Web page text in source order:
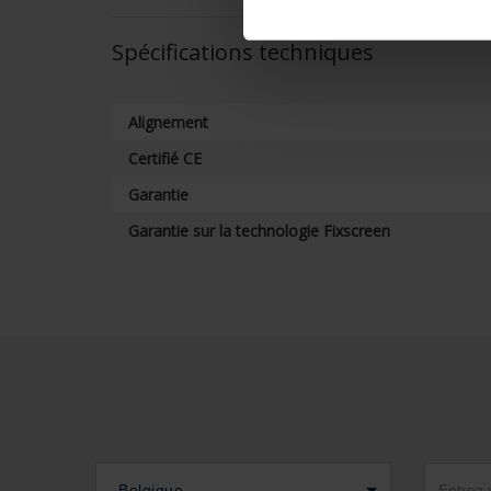
Spécifications techniques
Alignement
Certifié CE
Garantie
Garantie sur la technologie Fixscreen